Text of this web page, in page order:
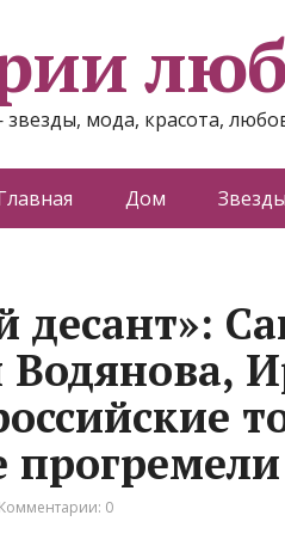
мода, красота,
Дом Звезды
десант»:
Водянова,
Комментарии: 0